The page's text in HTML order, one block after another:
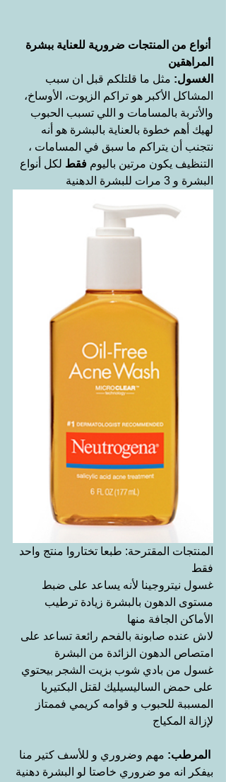
أنواع من المنتجات ضرورية للعناية ببشرة
المراهقين
الغسول: مثل ما قلتلكم قبل ان سبب
المشاكل الأكبر هو تراكم الزيوت، الأوساخ،
والأتربة بالمسامات و اللي تسبب الحبوب
لهيك أهم خطوة بالعناية بالبشرة هو أنه
نتجنب أن يتراكم ما سبق في المسامات ،
التنظيف يكون مرتين باليوم فقط لكل أنواع
البشرة و 3 مرات للبشرة الدهنية
المنتجات المقترحة: طبعا تختاروا منتج واحد
فقط
غسول نيتروجينا لأنه يساعد على ضبط
مستوى الدهون بالبشرة زيادة ترطيب
الأماكن الجافة منها
لاش عنده صابونة بالفحم رائعة تساعد على
امتصاص الدهون الزائدة من البشرة
غسول من بادي شوب بزيت الشجر بيحتوي
على حمض الساليسيليك لقتل البكتيريا
المسببة للحبوب و قوامه كريمي فممتاز
لإزالة المكياج
المرطب: مهم وضروري و للأسف كتير منا
بيفكر انه مو ضروري خاصتا لو البشرة دهنية